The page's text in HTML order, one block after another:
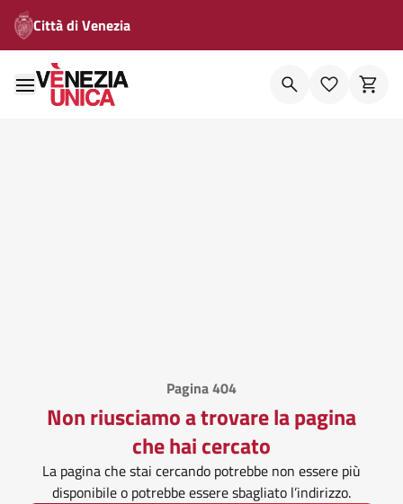
Città di Venezia
Pagina 404
Non riusciamo a trovare la pagina
che hai cercato
La pagina che stai cercando potrebbe non essere più
disponibile o potrebbe essere sbagliato l’indirizzo.